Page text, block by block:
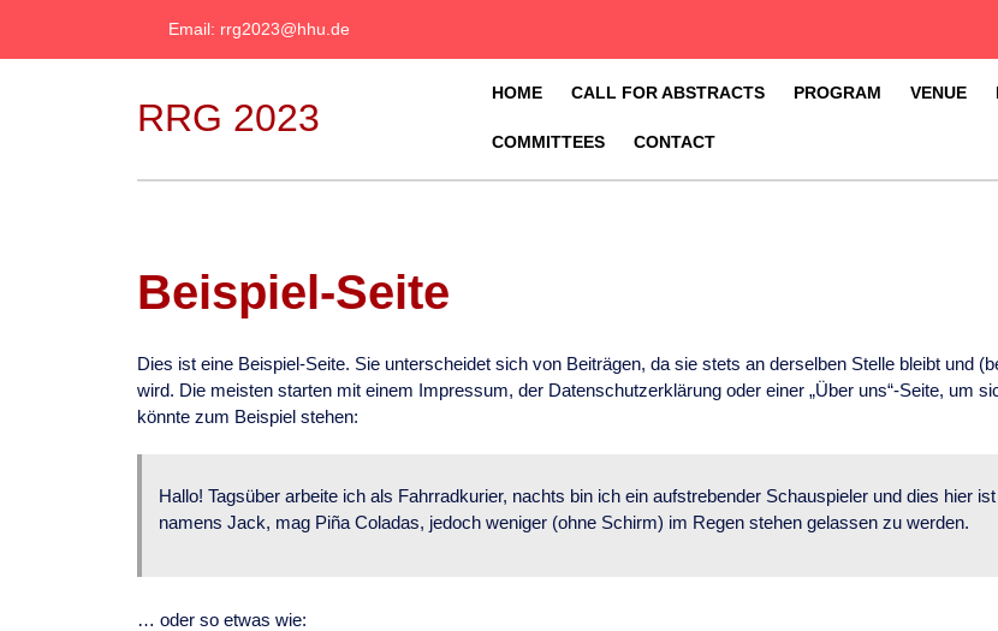
Email: rrg2023@hhu.de
RRG 2023
HOME CALL FOR ABSTRACTS PROGRAM VENUE
COMMITTEES CONTACT
Beispiel-Seite
Dies ist eine Beispiel-Seite. Sie unterscheidet sich von Beiträgen, da sie stets an derselben Stelle bleibt und
wird. Die meisten starten mit einem Impressum, der Datenschutzerklärung oder einer „Über uns“-Seite, um
könnte zum Beispiel stehen:
Hallo! Tagsüber arbeite ich als Fahrradkurier, nachts bin ich ein aufstrebender Schauspieler und dies hier
namens Jack, mag Piña Coladas, jedoch weniger (ohne Schirm) im Regen stehen gelassen zu werden.
… oder so etwas wie: